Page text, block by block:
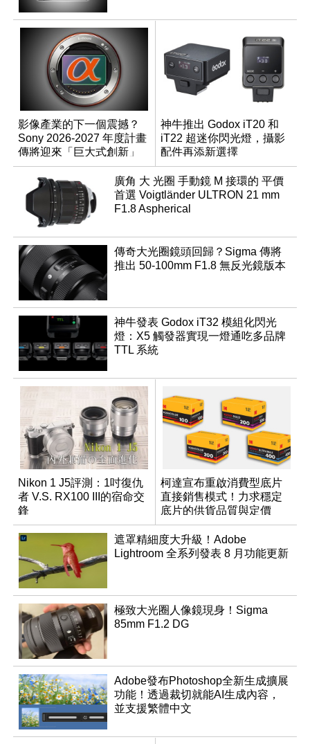
影像產業的下一個震撼？
Sony 2026-2027 年度計畫
傳將迎來「巨大式創新」
神牛推出 Godox iT20 和
iT22 超迷你閃光燈，攝影
配件再添新選擇
廣角 大 光圈 手動鏡 M 接環的 平價
首選 Voigtländer ULTRON 21 mm
F1.8 Aspherical
傳奇大光圈鏡頭回歸？Sigma 傳將
推出 50-100mm F1.8 無反光鏡版本
神牛發表 Godox iT32 模組化閃光
燈：X5 觸發器實現一燈通吃多品牌
TTL 系統
Nikon 1 J5評測：1吋復仇
者 V.S. RX100 III的宿命交
鋒
柯達宣布重啟消費型底片
直接銷售模式！力求穩定
底片的供貨品質與定價
遮罩精細度大升級！Adobe
Lightroom 全系列發表 8 月功能更新
極致大光圈人像鏡現身！Sigma
85mm F1.2 DG
Adobe發布Photoshop全新生成擴展
功能！透過裁切就能AI生成內容，
並支援繁體中文